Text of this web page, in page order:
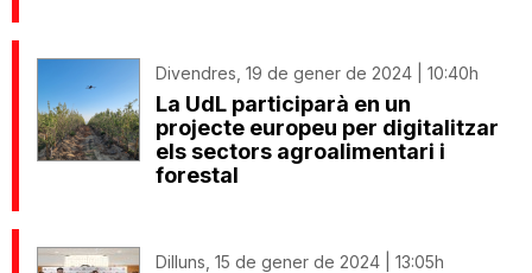
Divendres, 19 de gener de 2024 | 10:40h
La UdL participarà en un
projecte europeu per digitalitzar
els sectors agroalimentari i
forestal
Dilluns, 15 de gener de 2024 | 13:05h